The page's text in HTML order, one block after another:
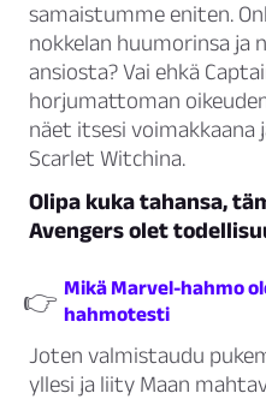
samaistumme eniten.
nokkelan huumorinsa ja
ansiosta? Vai ehkä
horjumattoman
näet itsesi
Scarlet Witchina.
Olipa kuka tahansa,
Avengers olet
👉 Mikä Marvel-hahmo
hahmotesti
Joten valmistaudu
yllesi ja liity Maan